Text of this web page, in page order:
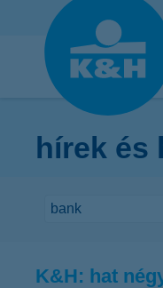
hírek és
K&H: hat